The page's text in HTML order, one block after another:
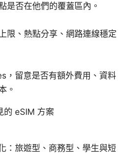
是否在他們的覆蓋區內。
限、熱點分享、網路連線穩定
，留意是否有額外費用、資料
。
的 eSIM 方案
：旅遊型、商務型、學生與短